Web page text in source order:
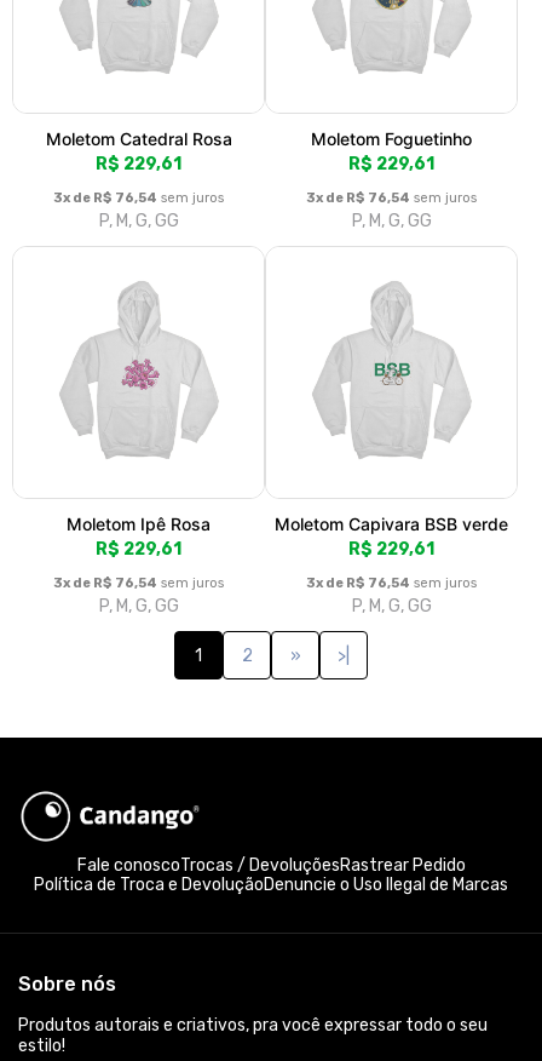
Moletom Catedral Rosa
R$ 229,61
3x de R$ 76,54 sem juros
P, M, G, GG
Moletom Foguetinho
R$ 229,61
3x de R$ 76,54 sem juros
P, M, G, GG
Moletom Ipê Rosa
R$ 229,61
3x de R$ 76,54 sem juros
P, M, G, GG
Moletom Capivara BSB verde
R$ 229,61
3x de R$ 76,54 sem juros
P, M, G, GG
1 2 » >|
Fale conoscoTrocas / DevoluçõesRastrear Pedido
Política de Troca e DevoluçãoDenuncie o Uso Ilegal de Marcas
Sobre nós
Produtos autorais e criativos, pra você expressar todo o seu
estilo!